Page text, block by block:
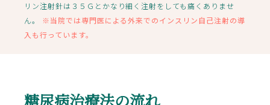
リン注射針は３５Ｇとかなり細く注射をしても痛くありませ
ん。 ※当院では専門医による外来でのインスリン自己注射の導
入も行っています。
糖尿病治療法の流れ